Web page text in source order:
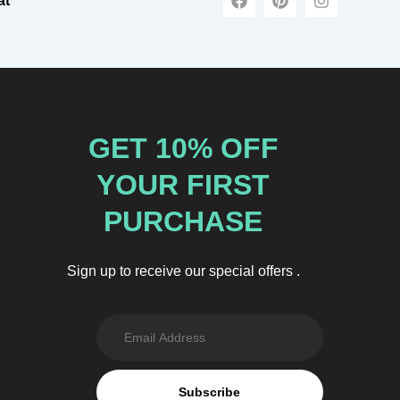
a
o
i
r
n
g
GET 10% OFF
YOUR FIRST
PURCHASE
Sign up to receive our special offers .
Subscribe